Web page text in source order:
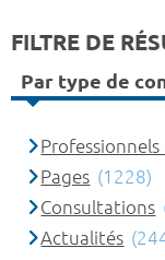
FILTRE DE
Par type de
Pages (1228)
Consultations
Actualités